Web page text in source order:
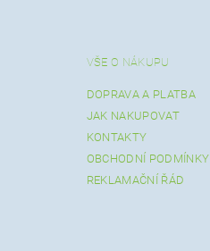
VŠE O NÁKUPU
DOPRAVA A PLATBA
JAK NAKUPOVAT
KONTAKTY
OBCHODNÍ PODMÍNKY
REKLAMAČNÍ ŘÁD